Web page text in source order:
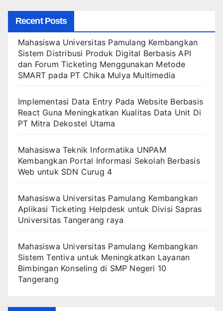
Recent Posts
Mahasiswa Universitas Pamulang Kembangkan
Sistem Distribusi Produk Digital Berbasis API
dan Forum Ticketing Menggunakan Metode
SMART pada PT Chika Mulya Multimedia
Implementasi Data Entry Pada Website Berbasis
React Guna Meningkatkan Kualitas Data Unit Di
PT Mitra Dekostel Utama
Mahasiswa Teknik Informatika UNPAM
Kembangkan Portal Informasi Sekolah Berbasis
Web untuk SDN Curug 4
Mahasiswa Universitas Pamulang Kembangkan
Aplikasi Ticketing Helpdesk untuk Divisi Sapras
Universitas Tangerang raya
Mahasiswa Universitas Pamulang Kembangkan
Sistem Tentiva untuk Meningkatkan Layanan
Bimbingan Konseling di SMP Negeri 10
Tangerang